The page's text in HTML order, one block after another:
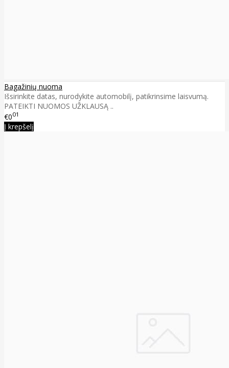
Bagažinių nuoma
Išsirinkite datas, nurodykite automobilį, patikrinsime laisvumą.
PATEIKTI NUOMOS UŽKLAUSĄ ..
€001
Į krepšelį